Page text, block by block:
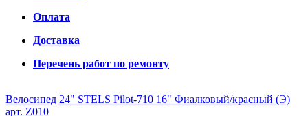
Оплата
Доставка
Перечень работ по ремонту
Велосипед 24" STELS Pilot-710 16" Фиалковый/красный (Э)
арт. Z010